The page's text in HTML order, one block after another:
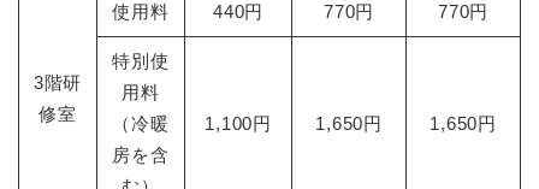
3階研
修室
使用料 440円 770円 770円
特別使
用料
（冷暖
房を含
1,100円 1,650円 1,650円